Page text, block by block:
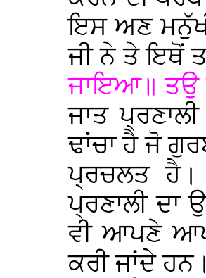
ਇਸ ਅਣ
ਜੀ ਨੇ ਤੇ ਇਥੋਂ
ਜਾਇਆ॥ ਤਉ
ਜਾਤ
ਢਾਂਚਾ ਹੈ ਜੋ
ਪ੍ਰਚਲਤ ਹੈ।
ਪ੍ਰਣਾਲੀ ਦਾ
ਵੀ ਆਪਣੇ ਆਪ
ਕਰੀ ਜਾਂਦੇ ਹਨ।